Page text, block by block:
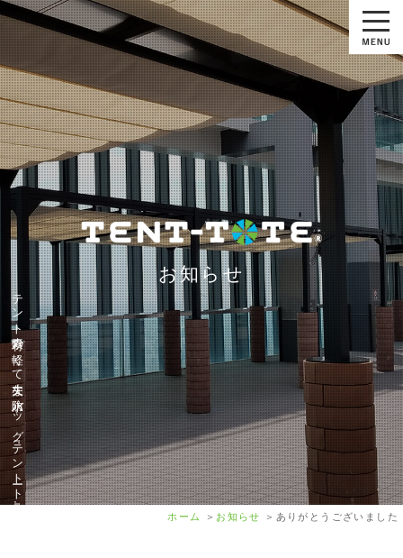
お知らせ
テント素材の軽くて丈夫な防水バッグ『テントート』
ホーム お知らせ ありがとうございました